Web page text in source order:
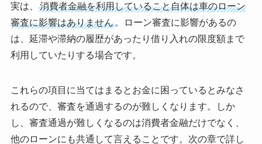
実は、
消費者金融を利用していること自体は車のローン
審査に影響はありません。ローン審査に影響があるの
は、延滞や滞納の履歴があったり借り入れの限度額まで
利用していたりする場合です。
これらの項目に当てはまるとお金に困っているとみなさ
れるので、審査を通過するのが難しくなります。しか
し、審査通過が難しくなるのは消費者金融だけでなく、
他のローンにも共通して言えることです。次の章で詳し